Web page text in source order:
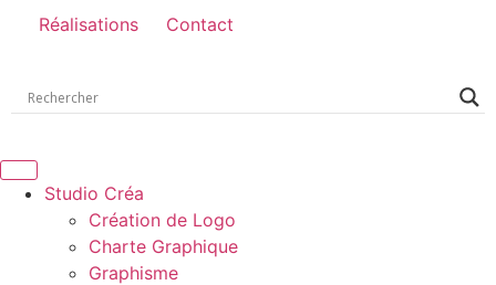
Réalisations Contact
Studio Créa
Création de Logo
Charte Graphique
Graphisme